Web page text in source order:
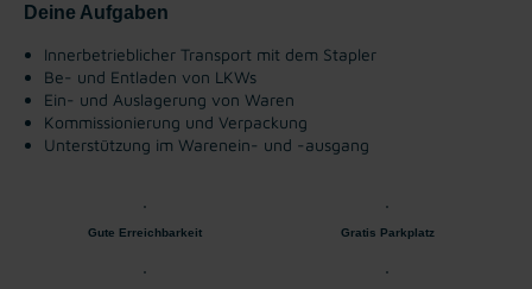
Deine Aufgaben
Innerbetrieblicher Transport mit dem Stapler
Be- und Entladen von LKWs
Ein- und Auslagerung von Waren
Kommissionierung und Verpackung
Unterstützung im Warenein- und -ausgang
Gute Erreichbarkeit Gratis Parkplatz